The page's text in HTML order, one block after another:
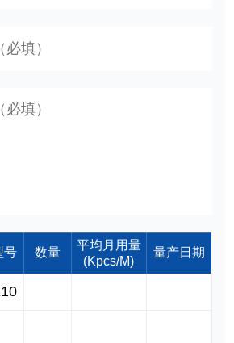
号 数量
平均月用量
(Kpcs/M)
量产日期